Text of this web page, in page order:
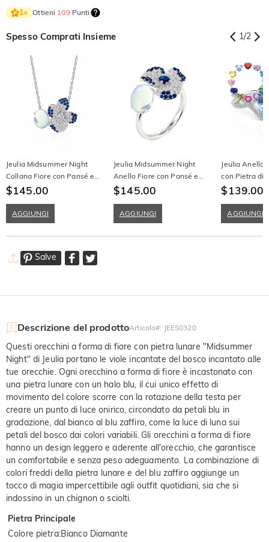
1× Ottieni 109Punti
Spesso Comprati Insieme 1/2
Jeulia Midsummer Night
Collana Fiore con Pansé e
Pietra di Luna
$145.00
AGGIUNGI
Jeulia Midsummer Night
Anello Fiore con Pansé e
Pietra di Luna
$145.00
AGGIUNGI
Jeulia Anello
con Pietra di
e Doppia
$139.00
AGGIUNGI
Salve
Descrizione del prodottoArticolo#: JEES0320
Questi orecchini a forma di fiore con pietra lunare "Midsummer
Night" di Jeulia portano le viole incantate del bosco incantato alle
tue orecchie. Ogni orecchino a forma di fiore è incastonato con
una pietra lunare con un halo blu, il cui unico effetto di
movimento del colore scorre con la rotazione della testa per
creare un punto di luce onirico, circondato da petali blu in
gradazione, dal bianco al blu zaffiro, come la luce di luna sui
petali del bosco dai colori variabili. Gli orecchini a forma di fiore
hanno un design leggero e aderente all'orecchio, che garantisce
un comfortabile e senza peso adeguamento. La combinazione di
colori freddi della pietra lunare e del blu zaffiro aggiunge un
tocco di magia impercettibile agli outfit quotidiani, sia che si
indossino in un chignon o sciolti.
Pietra Principale
Colore pietra:Bianco Diamante